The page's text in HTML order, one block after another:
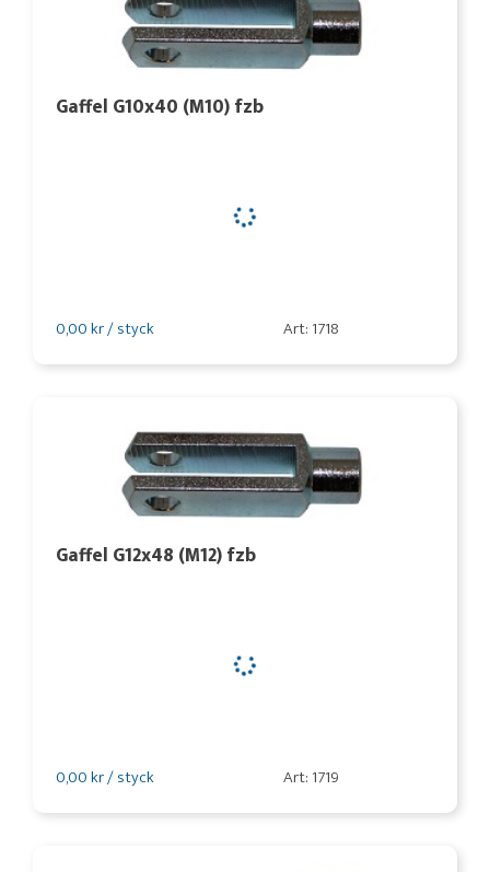
Gaffel G10x40 (M10) fzb
0,00 kr / styck Art: 1718
Gaffel G12x48 (M12) fzb
0,00 kr / styck Art: 1719